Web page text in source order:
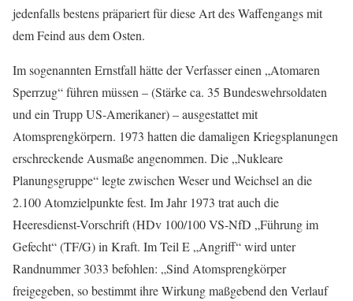
jedenfalls bestens präpariert für diese Art des Waffengangs mit
dem Feind aus dem Osten.
Im sogenannten Ernstfall hätte der Verfasser einen „Atomaren
Sperrzug“ führen müssen – (Stärke ca. 35 Bundeswehrsoldaten
und ein Trupp US-Amerikaner) – ausgestattet mit
Atomsprengkörpern. 1973 hatten die damaligen Kriegsplanungen
erschreckende Ausmaße angenommen. Die „Nukleare
Planungsgruppe“ legte zwischen Weser und Weichsel an die
2.100 Atomzielpunkte fest. Im Jahr 1973 trat auch die
Heeresdienst-Vorschrift (HDv 100/100 VS-NfD „Führung im
Gefecht“ (TF/G) in Kraft. Im Teil E „Angriff“ wird unter
Randnummer 3033 befohlen: „Sind Atomsprengkörper
freigegeben, so bestimmt ihre Wirkung maßgebend den Verlauf